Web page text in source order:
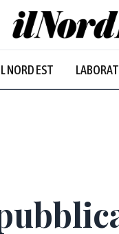
NORD EST